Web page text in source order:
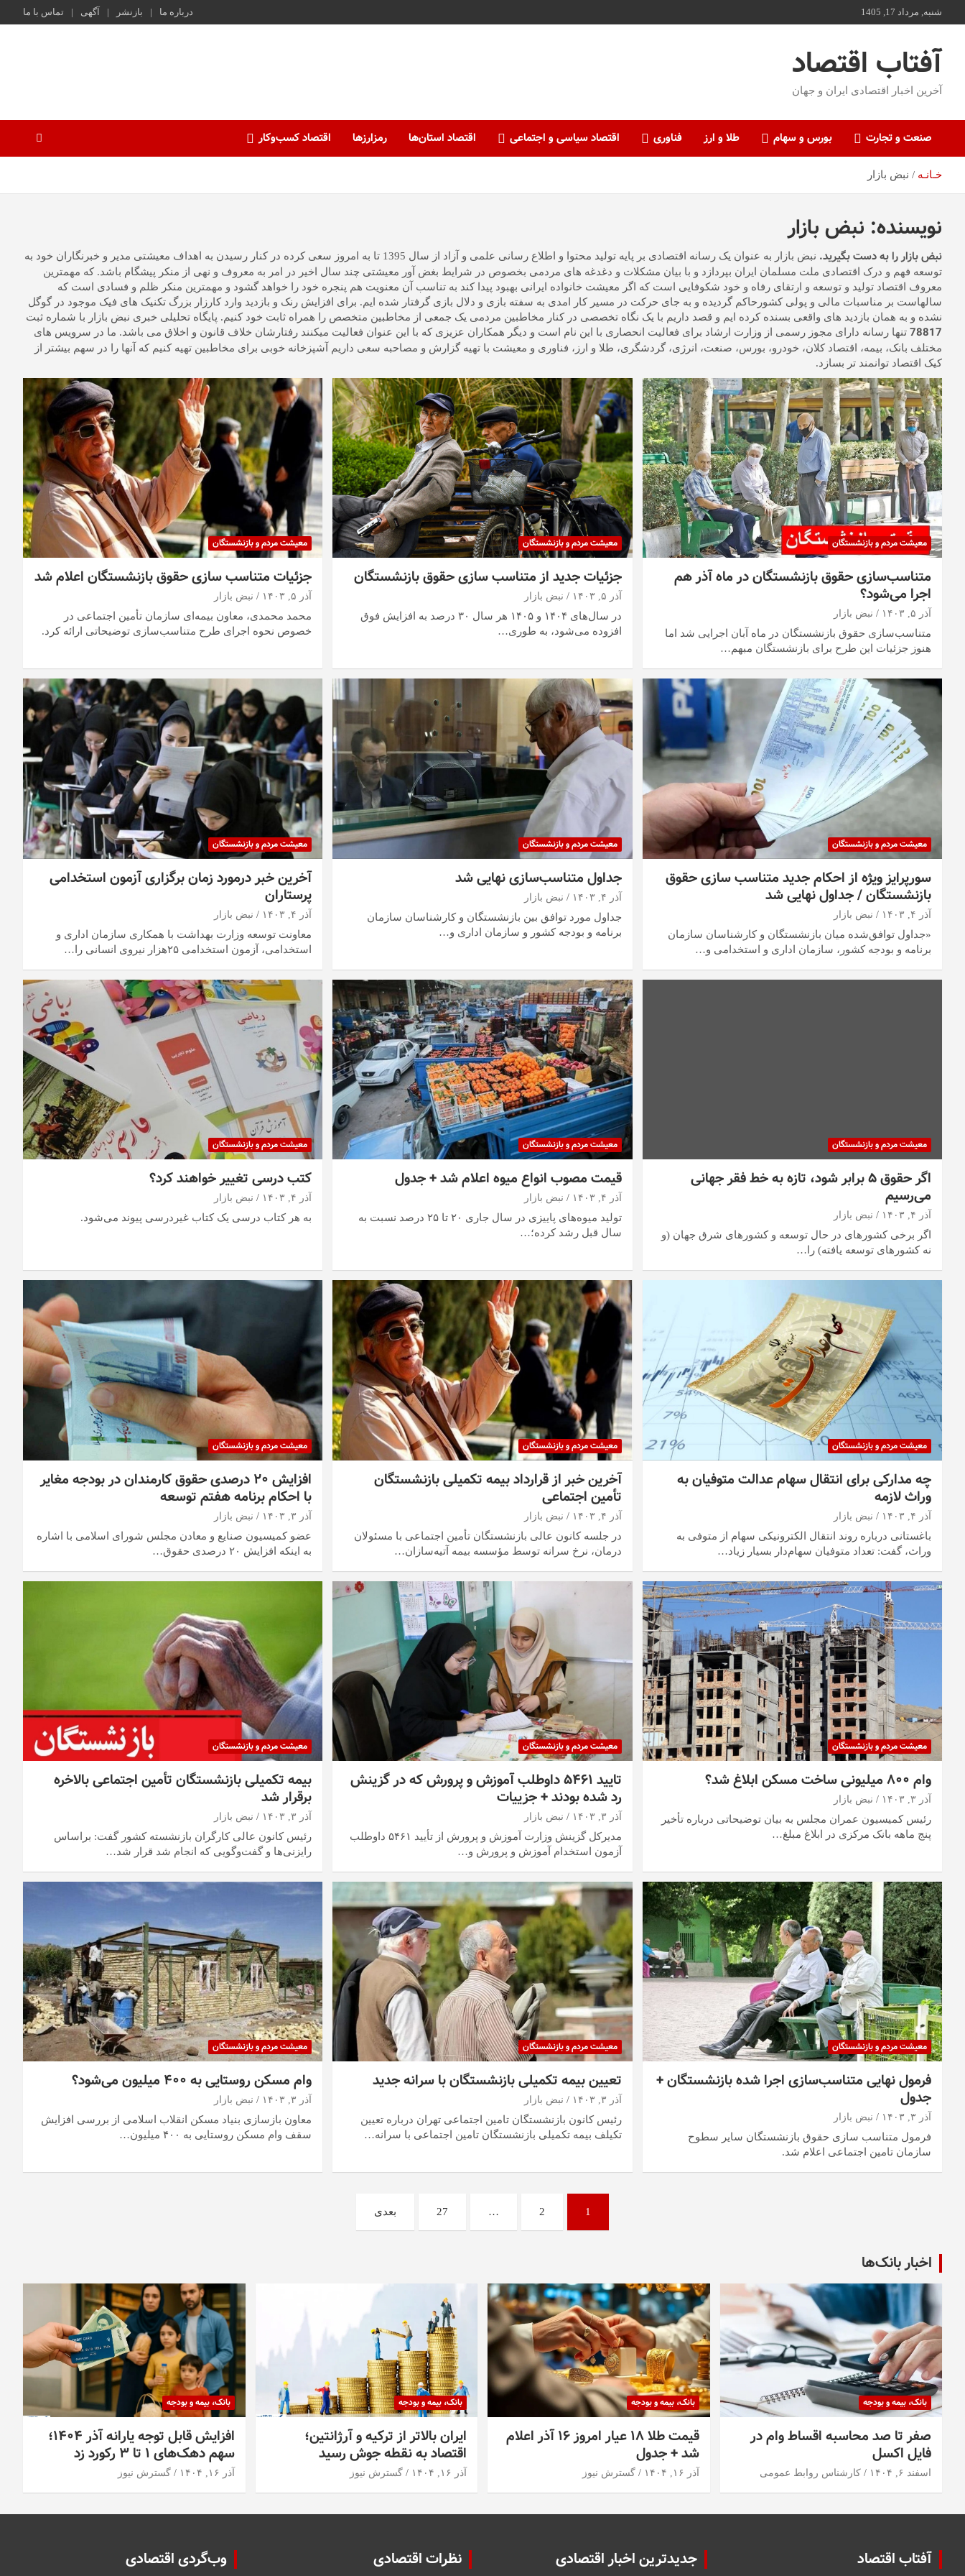
شنبه, مرداد 17, 1405 درباره ما بازنشر آگهی تماس با ما
آفتاب اقتصاد
آخرین اخبار اقتصادی ایران و جهان
صنعت و تجارت بورس و سهام طلا و ارز فناوری اقتصاد سیاسی و اجتماعی اقتصاد استان‌ها رمزارزها اقتصاد کسب‌و‌کار
خـانـه نبض بازار
نویسنده: نبض بازار
نبض بازار را به دست بگیرید.
نبض بازار به عنوان یک رسانه اقتصادی بر پایه تولید محتوا و اطلاع رسانی علمی و آزاد از سال 1395 تا به امروز سعی کرده در کنار رسیدن به اهداف معیشتی مدیر و خبرنگاران خود به
توسعه فهم و درک اقتصادی ملت مسلمان ایران بپردازد و با بیان مشکلات و دغدغه های مردمی بخصوص در شرایط بغض آور معیشتی چند سال اخیر در امر به معروف و نهی از منکر پیشگام باشد. که مهمترین
معروف اقتصاد تولید و توسعه و ارتقای رفاه و خود شکوفایی است که اگر معیشت خانواده ایرانی بهبود پیدا کند به تناسب آن معنویت هم پنجره خود را خواهد گشود و مهمترین منکر ظلم و فسادی است که
سالهاست بر مناسبات مالی و پولی کشورحاکم گردیده و به جای حرکت در مسیر کار امدی به سفته بازی و دلال بازی گرفتار شده ایم. برای افزایش رنک و بازدید وارد کارزار بزرگ تکنیک های فیک موجود در گوگل
نشده و به همان بازدید های واقعی بسنده کرده ایم و قصد داریم با یک نگاه تخصصی در کنار مخاطبین مردمی یک جمعی از مخاطبین متخصص را همراه ثابت خود کنیم. پایگاه تحلیلی خبری نبض بازار با شماره ثبت
78817 تنها رسانه دارای مجوز رسمی از وزارت ارشاد برای فعالیت انحصاری با این نام است و دیگر همکاران عزیزی که با این عنوان فعالیت میکنند رفتارشان خلاف قانون و اخلاق می باشد. ما در سرویس های
مختلف بانک، بیمه، اقتصاد کلان، خودرو، بورس، صنعت، انرژی، گردشگری، طلا و ارز، فناوری و معیشت با تهیه گزارش و مصاحبه سعی داریم آشپزخانه خوبی برای مخاطبین تهیه کنیم که آنها را در سهم بیشتر از
کیک اقتصاد توانمند تر بسازد.
معیشت مردم و بازنشستگان
متناسب‌سازی حقوق بازنشستگان در ماه آذر هم
اجرا می‌شود؟
آذر ۵, ۱۴۰۳ نبض بازار
متناسب‌سازی حقوق بازنشستگان در ماه آبان اجرایی شد اما
هنوز جزئیات این طرح برای بازنشستگان مبهم…
معیشت مردم و بازنشستگان
جزئیات جدید از متناسب سازی حقوق بازنشستگان
آذر ۵, ۱۴۰۳ نبض بازار
در سال‌های ۱۴۰۴ و ۱۴۰۵ هر سال ۳۰ درصد به افزایش فوق
افزوده می‌شود، به طوری…
معیشت مردم و بازنشستگان
جزئیات متناسب سازی حقوق بازنشستگان اعلام شد
آذر ۵, ۱۴۰۳ نبض بازار
محمد محمدی، معاون بیمه‌ای سازمان تأمین اجتماعی در
خصوص نحوه اجرای طرح متناسب‌سازی توضیحاتی ارائه کرد.
معیشت مردم و بازنشستگان
سورپرایز ویژه از احکام جدید متناسب سازی حقوق
بازنشستگان / جداول نهایی شد
آذر ۴, ۱۴۰۳ نبض بازار
«جداول توافق‌شده میان بازنشستگان و کارشناسان سازمان
برنامه و بودجه کشور، سازمان اداری و استخدامی و…
معیشت مردم و بازنشستگان
جداول متناسب‌سازی نهایی شد
آذر ۴, ۱۴۰۳ نبض بازار
جداول مورد توافق بین بازنشستگان و کارشناسان سازمان
برنامه و بودجه کشور و سازمان اداری و…
معیشت مردم و بازنشستگان
آخرین خبر درمورد زمان برگزاری آزمون استخدامی
پرستاران
آذر ۴, ۱۴۰۳ نبض بازار
معاونت توسعه وزارت بهداشت با همکاری سازمان اداری و
استخدامی، آزمون استخدامی ۲۵هزار نیروی انسانی را…
معیشت مردم و بازنشستگان
اگر حقوق ۵ برابر شود، تازه به خط فقر جهانی
می‌رسیم
آذر ۴, ۱۴۰۳ نبض بازار
اگر برخی کشورهای در حال توسعه و کشورهای شرق جهان (و
نه کشورهای توسعه یافته) را…
معیشت مردم و بازنشستگان
قیمت مصوب انواع میوه اعلام شد + جدول
آذر ۴, ۱۴۰۳ نبض بازار
تولید میوه‌های پاییزی در سال جاری ۲۰ تا ۲۵ درصد نسبت به
سال قبل رشد کرده؛…
معیشت مردم و بازنشستگان
کتب درسی تغییر خواهند کرد؟
آذر ۴, ۱۴۰۳ نبض بازار
به هر کتاب درسی یک کتاب غیردرسی پیوند می‌شود.
معیشت مردم و بازنشستگان
چه مدارکی برای انتقال سهام عدالت متوفیان به
وراث لازمه
آذر ۴, ۱۴۰۳ نبض بازار
باغستانی درباره روند انتقال الکترونیکی سهام از متوفی به
وراث، گفت: تعداد متوفیان سهام‌دار بسیار زیاد…
معیشت مردم و بازنشستگان
آخرین خبر از قرارداد بیمه تکمیلی بازنشستگان
تأمین اجتماعی
آذر ۴, ۱۴۰۳ نبض بازار
در جلسه کانون عالی بازنشستگان تأمین اجتماعی با مسئولان
درمان، نرخ سرانه توسط مؤسسه بیمه آتیه‌سازان…
معیشت مردم و بازنشستگان
افزایش ۲۰ درصدی حقوق کارمندان در بودجه مغایر
با احکام برنامه هفتم توسعه
آذر ۳, ۱۴۰۳ نبض بازار
عضو کمیسیون صنایع و معادن مجلس شورای اسلامی با اشاره
به اینکه افزایش ۲۰ درصدی حقوق…
معیشت مردم و بازنشستگان
وام ۸۰۰ میلیونی ساخت مسکن ابلاغ شد؟
آذر ۳, ۱۴۰۳ نبض بازار
رئیس کمیسیون عمران مجلس به بیان توضیحاتی درباره تأخیر
پنج ماهه بانک مرکزی در ابلاغ مبلغ…
معیشت مردم و بازنشستگان
تایید ۵۴۶۱ داوطلب آموزش و پرورش که در گزینش
رد شده بودند + جزییات
آذر ۳, ۱۴۰۳ نبض بازار
مدیرکل گزینش وزارت آموزش و پرورش از تأیید ۵۴۶۱ داوطلب
آزمون استخدام آموزش و پرورش و…
معیشت مردم و بازنشستگان
بیمه تکمیلی بازنشستگان تأمین اجتماعی بالاخره
برقرار شد
آذر ۳, ۱۴۰۳ نبض بازار
رئیس کانون عالی کارگران بازنشسته کشور گفت: براساس
رایزنی‌ها و گفت‌وگویی که انجام شد قرار شد…
معیشت مردم و بازنشستگان
فرمول نهایی متناسب‌سازی اجرا شده بازنشستگان +
جدول
آذر ۳, ۱۴۰۳ نبض بازار
فرمول متناسب سازی حقوق بازنشستگان سایر سطوح
سازمان تامین اجتماعی اعلام شد.
معیشت مردم و بازنشستگان
تعیین بیمه تکمیلی بازنشستگان با سرانه جدید
آذر ۳, ۱۴۰۳ نبض بازار
رئیس کانون بازنشستگان تامین اجتماعی تهران درباره تعیین
تکیلف بیمه تکمیلی بازنشستگان تامین اجتماعی با سرانه…
معیشت مردم و بازنشستگان
وام مسکن روستایی به ۴۰۰ میلیون می‌شود؟
آذر ۳, ۱۴۰۳ نبض بازار
معاون بازسازی بنیاد مسکن انقلاب اسلامی از بررسی افزایش
سقف وام مسکن روستایی به ۴۰۰ میلیون…
1
2
…
27 بعدی
اخبار بانک‌ها
بانک، بیمه و بودجه
صفر تا صد محاسبه اقساط وام در
فایل اکسل
اسفند ۶, ۱۴۰۴ کارشناس روابط عمومی
بانک، بیمه و بودجه
قیمت طلا ۱۸ عیار امروز ۱۶ آذر اعلام
شد + جدول
آذر ۱۶, ۱۴۰۴ گسترش نیوز
بانک، بیمه و بودجه
ایران بالاتر از ترکیه و آرژانتین؛
اقتصاد به نقطه جوش رسید
آذر ۱۶, ۱۴۰۴ گسترش نیوز
بانک، بیمه و بودجه
افزایش قابل توجه یارانه آذر ۱۴۰۴؛
سهم دهک‌های ۱ تا ۳ رکورد زد
آذر ۱۶, ۱۴۰۴ گسترش نیوز
آفتاب اقتصاد جدیدترین اخبار اقتصادی نظرات اقتصادی وب‌گردی اقتصادی